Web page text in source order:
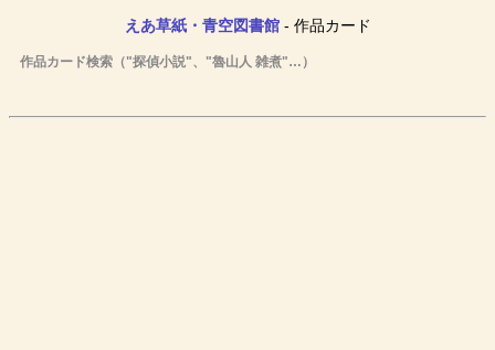
えあ草紙・青空図書館- 作品カード
作品カード検索（"探偵小説"、"魯山人 雑煮"…）